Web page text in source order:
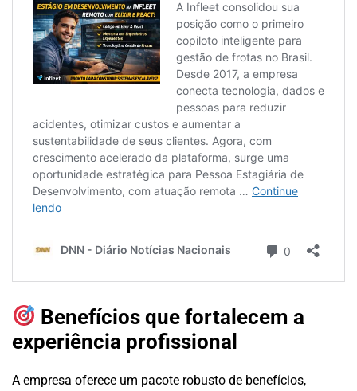
Benefícios que fortalecem a
experiência profissional
A empresa oferece um pacote robusto de benefícios,